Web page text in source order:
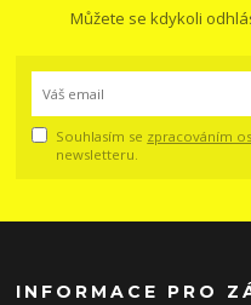
Můžete se kdykoli
Souhlasím se zpracováním
newsletteru.
INFORMACE PRO